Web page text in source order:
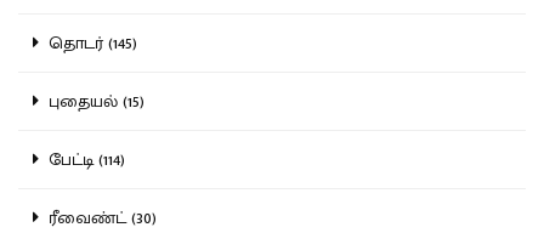
தொடர் (145)
புதையல் (15)
பேட்டி (114)
ரீவைண்ட் (30)